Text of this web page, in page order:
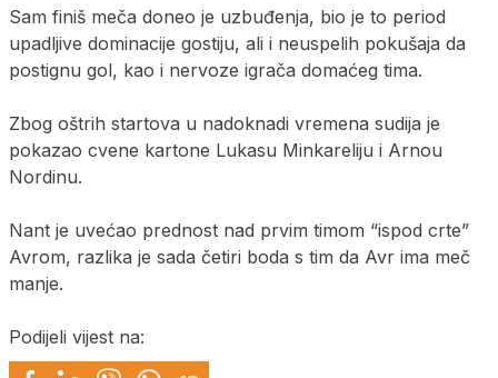
Sam finiš meča doneo je uzbuđenja, bio je to period
upadljive dominacije gostiju, ali i neuspelih pokušaja da
postignu gol, kao i nervoze igrača domaćeg tima.
Zbog oštrih startova u nadoknadi vremena sudija je
pokazao cvene kartone Lukasu Minkareliju i Arnou
Nordinu.
Nant je uvećao prednost nad prvim timom “ispod crte”
Avrom, razlika je sada četiri boda s tim da Avr ima meč
manje.
Podijeli vijest na: